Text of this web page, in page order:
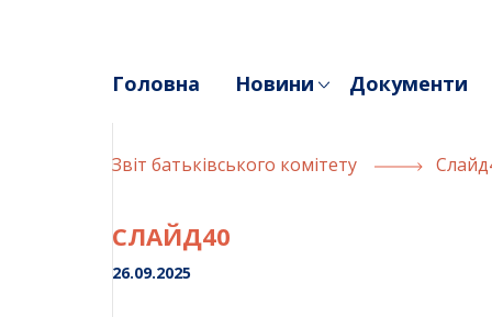
Головна Новини Документи
Звiт батькiвського комiтету
СЛАЙД40
26.09.2025